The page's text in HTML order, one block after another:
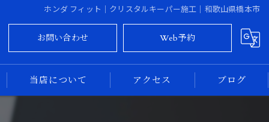
ホンダ フィット｜クリスタルキーパー施工｜和歌山県橋本市
お問い合わせ Web予約
当店について アクセス ブログ